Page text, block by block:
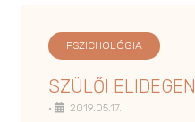
PSZICHOLÓGIA
SZÜLŐI
• 2019.05.17.